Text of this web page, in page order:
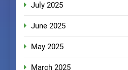
July 2025
June 2025
May 2025
March 2025